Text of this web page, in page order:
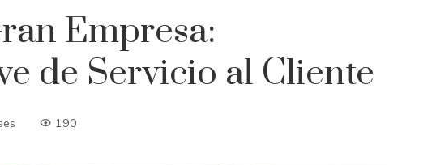
Empresa:
de Servicio al Cliente
190